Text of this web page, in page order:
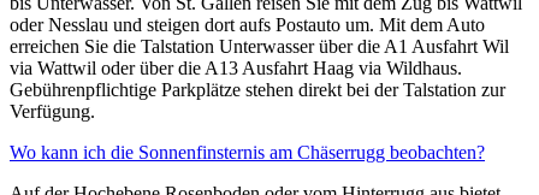
oder Nesslau und steigen dort aufs Postauto um. Mit dem Auto
erreichen Sie die Talstation Unterwasser über die A1 Ausfahrt Wil
via Wattwil oder über die A13 Ausfahrt Haag via Wildhaus.
Gebührenpflichtige Parkplätze stehen direkt bei der Talstation zur
Verfügung.
Wo kann ich die Sonnenfinsternis am Chäserrugg beobachten?